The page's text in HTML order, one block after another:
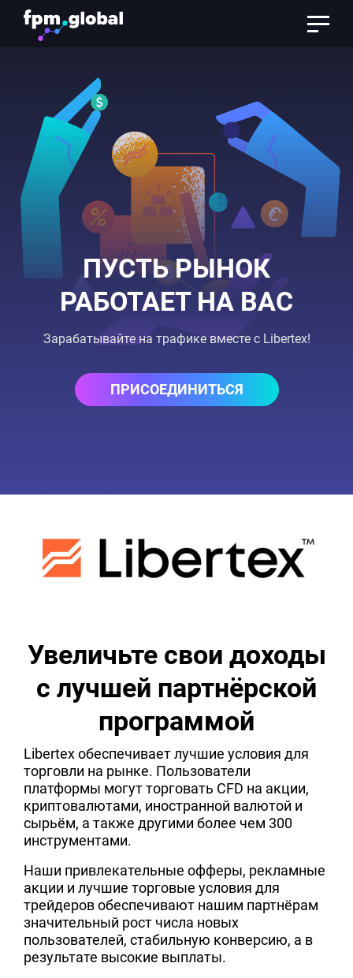
Skip
ПУСТЬ РЫНОК
РАБОТАЕТ НА ВАС
Зарабатывайте на трафике вместе с Libertex!
ПРИСОЕДИНИТЬСЯ
Увеличьте свои доходы
с лучшей партнёрской
программой
Libertex обеспечивает лучшие условия для
торговли на рынке. Пользователи
платформы могут торговать CFD на акции,
криптовалютами, иностранной валютой и
сырьём, а также другими более чем 300
инструментами.
Наши привлекательные офферы, рекламные
акции и лучшие торговые условия для
трейдеров обеспечивают нашим партнёрам
значительный рост числа новых
пользователей, стабильную конверсию, а в
результате высокие выплаты.